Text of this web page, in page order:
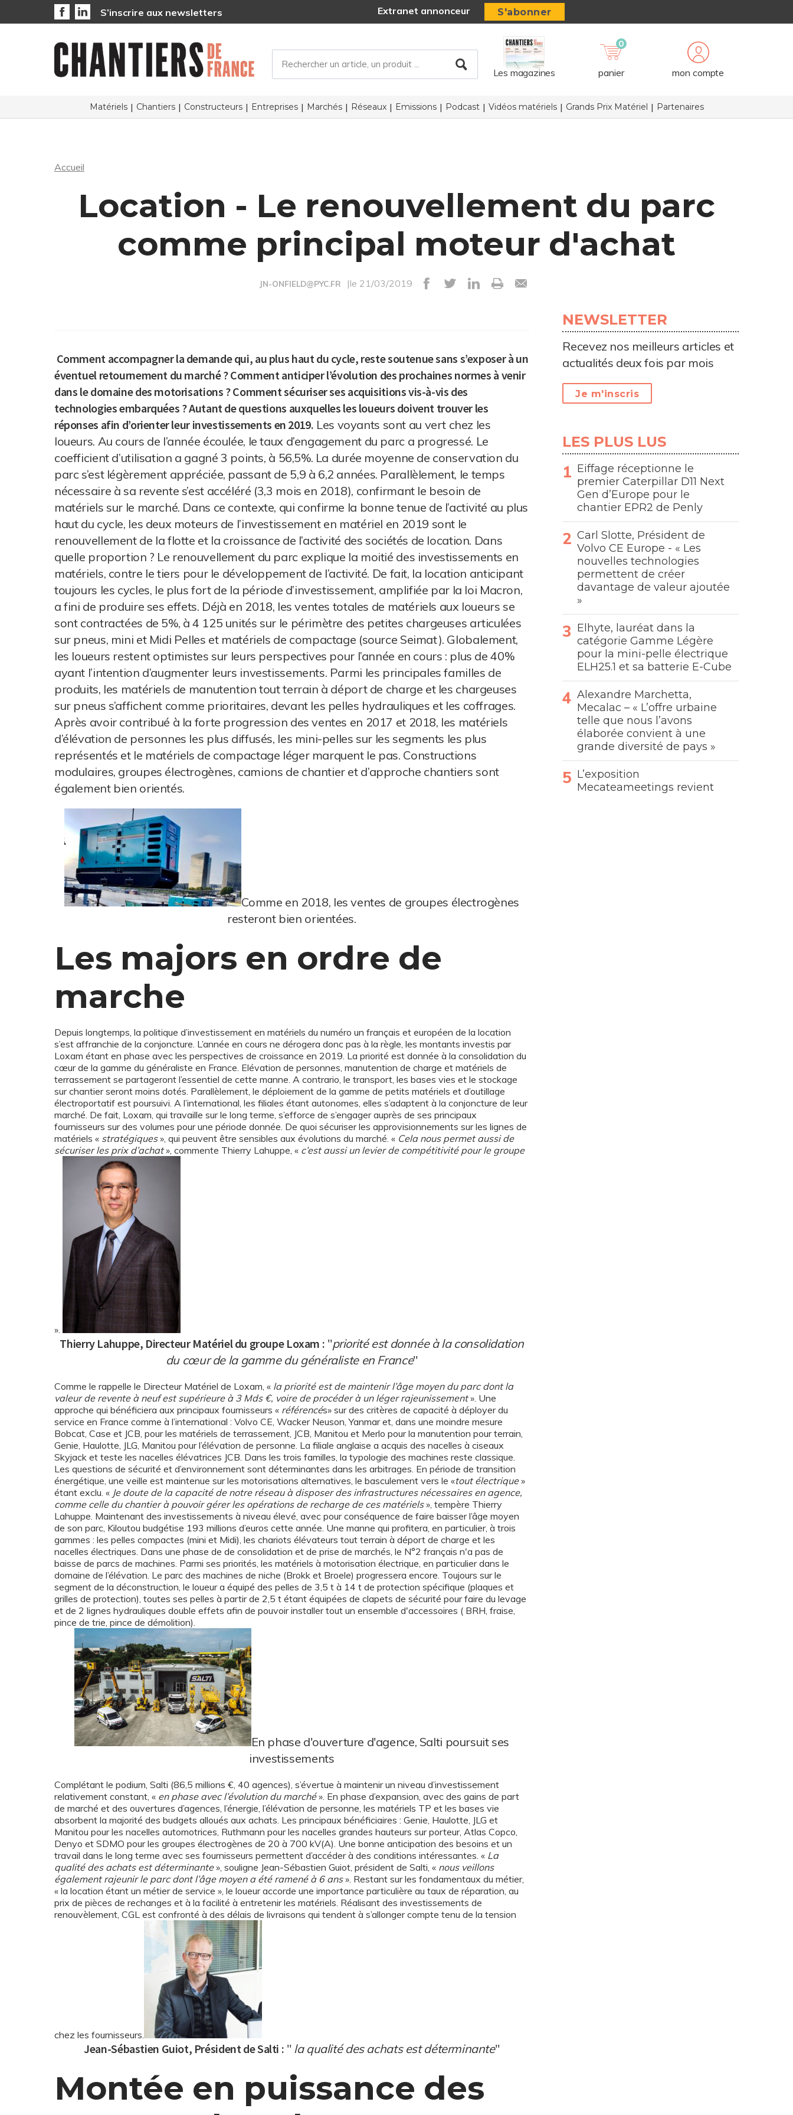
S’inscrire aux newsletters Extranet annonceur S'abonner
Les magazines
0
panier mon compte
Matériels Chantiers Constructeurs Entreprises Marchés Réseaux Emissions Podcast Vidéos matériels Grands Prix Matériel Partenaires
Accueil
Location - Le renouvellement du parc
comme principal moteur d'achat
JN-ONFIELD@PYC.FR |le 21/03/2019
Comment accompagner la demande qui, au plus haut du cycle, reste soutenue sans s’exposer à un
éventuel retournement du marché ? Comment anticiper l’évolution des prochaines normes à venir
dans le domaine des motorisations ? Comment sécuriser ses acquisitions vis-à-vis des
technologies embarquées ? Autant de questions auxquelles les loueurs doivent trouver les
réponses afin d’orienter leur investissements en 2019. Les voyants sont au vert chez les
loueurs. Au cours de l’année écoulée, le taux d’engagement du parc a progressé. Le
coefficient d’utilisation a gagné 3 points, à 56,5%. La durée moyenne de conservation du
parc s’est légèrement appréciée, passant de 5,9 à 6,2 années. Parallèlement, le temps
nécessaire à sa revente s’est accéléré (3,3 mois en 2018), confirmant le besoin de
matériels sur le marché. Dans ce contexte, qui confirme la bonne tenue de l’activité au plus
haut du cycle, les deux moteurs de l’investissement en matériel en 2019 sont le
renouvellement de la flotte et la croissance de l’activité des sociétés de location. Dans
quelle proportion ? Le renouvellement du parc explique la moitié des investissements en
matériels, contre le tiers pour le développement de l’activité. De fait, la location anticipant
toujours les cycles, le plus fort de la période d’investissement, amplifiée par la loi Macron,
a fini de produire ses effets. Déjà en 2018, les ventes totales de matériels aux loueurs se
sont contractées de 5%, à 4 125 unités sur le périmètre des petites chargeuses articulées
sur pneus, mini et Midi Pelles et matériels de compactage (source Seimat). Globalement,
les loueurs restent optimistes sur leurs perspectives pour l’année en cours : plus de 40%
ayant l’intention d’augmenter leurs investissements. Parmi les principales familles de
produits, les matériels de manutention tout terrain à déport de charge et les chargeuses
sur pneus s’affichent comme prioritaires, devant les pelles hydrauliques et les coffrages.
Après avoir contribué à la forte progression des ventes en 2017 et 2018, les matériels
d’élévation de personnes les plus diffusés, les mini-pelles sur les segments les plus
représentés et le matériels de compactage léger marquent le pas. Constructions
modulaires, groupes électrogènes, camions de chantier et d’approche chantiers sont
également bien orientés.
Comme en 2018, les ventes de groupes électrogènes
resteront bien orientées.
Les majors en ordre de
marche
Depuis longtemps, la politique d’investissement en matériels du numéro un français et européen de la location
s’est affranchie de la conjoncture. L’année en cours ne dérogera donc pas à la règle, les montants investis par
Loxam étant en phase avec les perspectives de croissance en 2019. La priorité est donnée à la consolidation du
cœur de la gamme du généraliste en France. Elévation de personnes, manutention de charge et matériels de
terrassement se partageront l’essentiel de cette manne. A contrario, le transport, les bases vies et le stockage
sur chantier seront moins dotés. Parallèlement, le déploiement de la gamme de petits matériels et d’outillage
électroportatif est poursuivi. A l’international, les filiales étant autonomes, elles s’adaptent à la conjoncture de leur
marché. De fait, Loxam, qui travaille sur le long terme, s’efforce de s’engager auprès de ses principaux
fournisseurs sur des volumes pour une période donnée. De quoi sécuriser les approvisionnements sur les lignes de
matériels « stratégiques», qui peuvent être sensibles aux évolutions du marché. « Cela nous permet aussi de
sécuriser les prix d’achat», commente Thierry Lahuppe, « c’est aussi un levier de compétitivité pour le groupe
».
Thierry Lahuppe, Directeur Matériel du groupe Loxam : "priorité est donnée à la consolidation
du cœur de la gamme du généraliste en France"
Comme le rappelle le Directeur Matériel de Loxam, « la priorité est de maintenir l’âge moyen du parc dont la
valeur de revente à neuf est supérieure à 3 Mds €, voire de procéder à un léger rajeunissement». Une
approche qui bénéficiera aux principaux fournisseurs « référencés» sur des critères de capacité à déployer du
service en France comme à l’international : Volvo CE, Wacker Neuson, Yanmar et, dans une moindre mesure
Bobcat, Case et JCB, pour les matériels de terrassement, JCB, Manitou et Merlo pour la manutention pour terrain,
Genie, Haulotte, JLG, Manitou pour l’élévation de personne. La filiale anglaise a acquis des nacelles à ciseaux
Skyjack et teste les nacelles élévatrices JCB. Dans les trois familles, la typologie des machines reste classique.
Les questions de sécurité et d’environnement sont déterminantes dans les arbitrages. En période de transition
énergétique, une veille est maintenue sur les motorisations alternatives, le basculement vers le «tout électrique»
étant exclu. « Je doute de la capacité de notre réseau à disposer des infrastructures nécessaires en agence,
comme celle du chantier à pouvoir gérer les opérations de recharge de ces matériels», tempère Thierry
Lahuppe. Maintenant des investissements à niveau élevé, avec pour conséquence de faire baisser l’âge moyen
de son parc, Kiloutou budgétise 193 millions d’euros cette année. Une manne qui profitera, en particulier, à trois
gammes : les pelles compactes (mini et Midi), les chariots élévateurs tout terrain à déport de charge et les
nacelles électriques. Dans une phase de de consolidation et de prise de marchés, le N°2 français n'a pas de
baisse de parcs de machines. Parmi ses priorités, les matériels à motorisation électrique, en particulier dans le
domaine de l’élévation. Le parc des machines de niche (Brokk et Broele) progressera encore. Toujours sur le
segment de la déconstruction, le loueur a équipé des pelles de 3,5 t à 14 t de protection spécifique (plaques et
grilles de protection), toutes ses pelles à partir de 2,5 t étant équipées de clapets de sécurité pour faire du levage
et de 2 lignes hydrauliques double effets afin de pouvoir installer tout un ensemble d'accessoires ( BRH, fraise,
pince de trie, pince de démolition).
En phase d'ouverture d'agence, Salti poursuit ses
investissements
Complétant le podium, Salti (86,5 millions €, 40 agences), s’évertue à maintenir un niveau d’investissement
relativement constant, « en phase avec l’évolution du marché». En phase d’expansion, avec des gains de part
de marché et des ouvertures d’agences, l’énergie, l’élévation de personne, les matériels TP et les bases vie
absorbent la majorité des budgets alloués aux achats. Les principaux bénéficiaires : Genie, Haulotte, JLG et
Manitou pour les nacelles automotrices, Ruthmann pour les nacelles grandes hauteurs sur porteur, Atlas Copco,
Denyo et SDMO pour les groupes électrogènes de 20 à 700 kV(A). Une bonne anticipation des besoins et un
travail dans le long terme avec ses fournisseurs permettent d’accéder à des conditions intéressantes. « La
qualité des achats est déterminante», souligne Jean-Sébastien Guiot, président de Salti, « nous veillons
également rajeunir le parc dont l’âge moyen a été ramené à 6 ans». Restant sur les fondamentaux du métier,
« la location étant un métier de service », le loueur accorde une importance particulière au taux de réparation, au
prix de pièces de rechanges et à la facilité à entretenir les matériels. Réalisant des investissements de
renouvèlement, CGL est confronté à des délais de livraisons qui tendent à s’allonger compte tenu de la tension
chez les fournisseurs.
Jean-Sébastien Guiot, Président de Salti : " la qualité des achats est déterminante"
Montée en puissance des
NEWSLETTER
Recevez nos meilleurs articles et
actualités deux fois par mois
Je m'inscris
LES PLUS LUS
Eiffage réceptionne le
premier Caterpillar D11 Next
Gen d’Europe pour le
chantier EPR2 de Penly
Carl Slotte, Président de
Volvo CE Europe - « Les
nouvelles technologies
permettent de créer
davantage de valeur ajoutée
»
Elhyte, lauréat dans la
catégorie Gamme Légère
pour la mini-pelle électrique
ELH25.1 et sa batterie E-Cube
Alexandre Marchetta,
Mecalac – « L’offre urbaine
telle que nous l’avons
élaborée convient à une
grande diversité de pays »
L’exposition
Mecateameetings revient